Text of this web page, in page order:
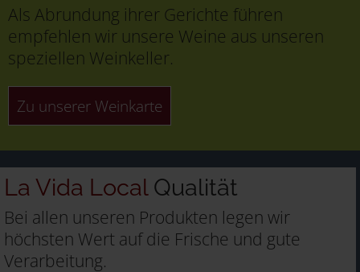
Als Abrundung ihrer Gerichte führen
empfehlen wir unsere Weine aus unseren
speziellen Weinkeller.
Zu unserer Weinkarte
La Vida LocalQualität
Bei allen unseren Produkten legen wir
höchsten Wert auf die Frische und gute
Verarbeitung.